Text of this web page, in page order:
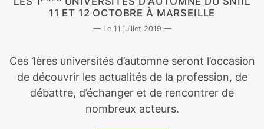
11 ET 12 OCTOBRE À MARSEILLE
11 juillet 2019
Ces 1ères universités d’automne seront l’occasion
de découvrir les actualités de la profession, de
débattre, d’échanger et de rencontrer de
nombreux acteurs.